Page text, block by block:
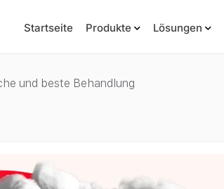
Startseite Produkte Lösungen
und beste Behandlung